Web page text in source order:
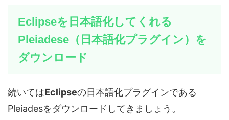
Eclipseを日本語化してくれる
Pleiadese（日本語化プラグイン）を
ダウンロード
続いてはEclipseの日本語化プラグインである
Pleiadesをダウンロードしてきましょう。